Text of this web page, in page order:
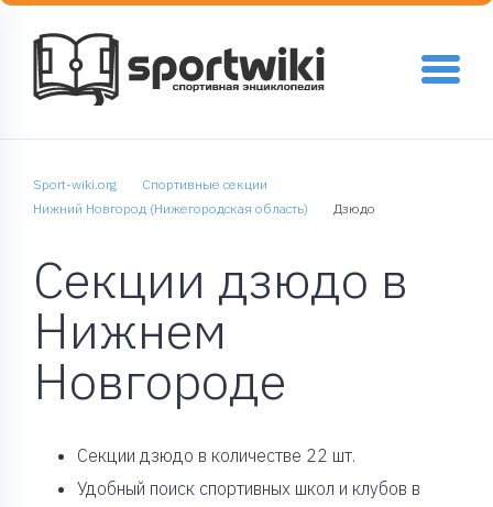
Sport-wiki.org
Спортивные секции
Нижний Новгород (Нижегородская область)
Дзюдо
Секции дзюдо в
Нижнем
Новгороде
Cекции дзюдо в количестве 22 шт.
Удобный поиск спортивных школ и клубов в